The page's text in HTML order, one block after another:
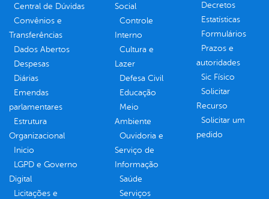
Central de Dúvidas
Convênios e
Transferências
Dados Abertos
Despesas
Diárias
Emendas
parlamentares
Estrutura
Organizacional
Inicio
LGPD e Governo
Digital
Licitações e
Social
Controle
Interno
Cultura e
Lazer
Defesa Civil
Educação
Meio
Ambiente
Ouvidoria e
Serviço de
Informação
Saúde
Serviços
Decretos
Estatísticas
Formulários
Prazos e
autoridades
Sic Físico
Solicitar
Recurso
Solicitar um
pedido